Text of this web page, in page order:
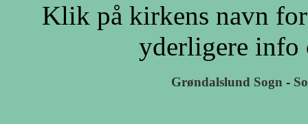
Klik på kirkens navn
yderligere info
Grøndalslund Sogn -